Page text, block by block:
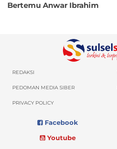
Bertemu Anwar Ibrahim
REDAKSI
PEDOMAN MEDIA SIBER
PRIVACY POLICY
Facebook
Youtube